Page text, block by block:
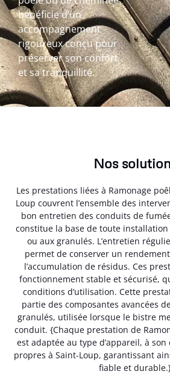
bénéficie d’un
accompagnement
rigoureux conçu pour
préserver son confort
et sa tranquillité.
Nos
Les prestations liées à Ramonage
Loup couvrent l’ensemble des
bon entretien des conduits de
constitue la base de toute
ou aux granulés. L’entretien
permet de conserver un
l’accumulation de résidus. Ces
fonctionnement stable et sécurisé,
conditions d’utilisation. Cette
partie des composantes avancées
granulés, utilisée lorsque le bistre
conduit. {Chaque prestation de
est adaptée au type d’appareil, à
propres à Saint-Loup, garantissant
fiable et